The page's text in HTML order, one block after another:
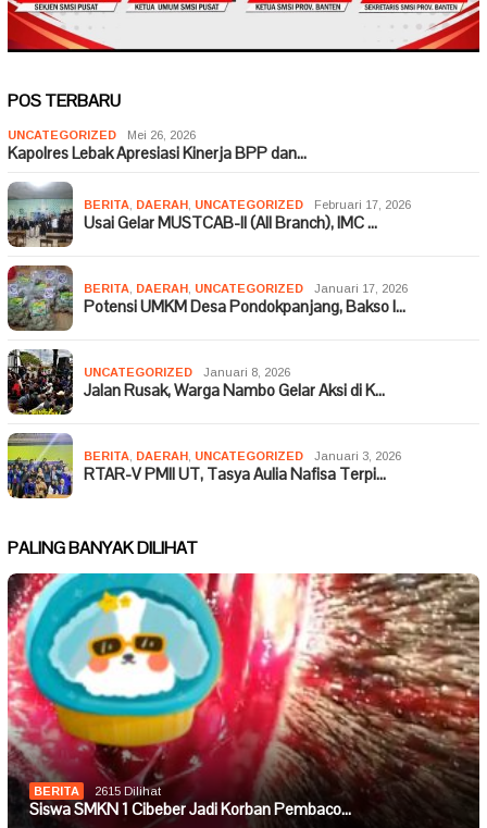
POS TERBARU
UNCATEGORIZED Mei 26, 2026
Kapolres Lebak Apresiasi Kinerja BPP dan…
BERITA, DAERAH , UNCATEGORIZED Februari 17, 2026
Usai Gelar MUSTCAB-II (All Branch), IMC …
BERITA, DAERAH , UNCATEGORIZED Januari 17, 2026
Potensi UMKM Desa Pondokpanjang, Bakso I…
UNCATEGORIZED Januari 8, 2026
Jalan Rusak, Warga Nambo Gelar Aksi di K…
BERITA, DAERAH , UNCATEGORIZED Januari 3, 2026
RTAR-V PMII UT, Tasya Aulia Nafisa Terpi…
PALING BANYAK DILIHAT
BERITA 2615 Dilihat
Siswa SMKN 1 Cibeber Jadi Korban Pembaco…